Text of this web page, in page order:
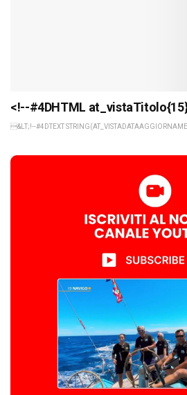
<!--#4DHTML
&LT;!--#4DTEXT